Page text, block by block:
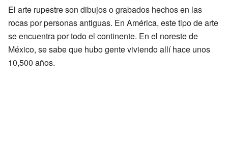
El arte rupestre son dibujos o grabados hechos en las
rocas por personas antiguas. En América, este tipo de arte
se encuentra por todo el continente. En el noreste de
México, se sabe que hubo gente viviendo allí hace unos
10,500 años.